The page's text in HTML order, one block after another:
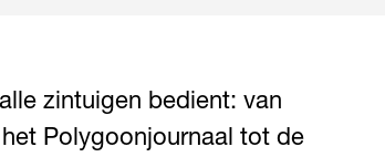
zintuigen bedient: van
Polygoonjournaal tot de